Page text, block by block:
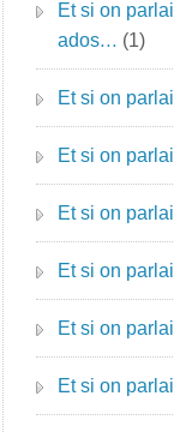
Et si on
ados… (1)
Et si on
Et si on
Et si on
Et si on
Et si on
Et si on